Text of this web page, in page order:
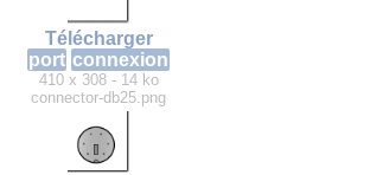
Télécharger
port connexion
410 x 308 - 14 ko
connector-db25.png